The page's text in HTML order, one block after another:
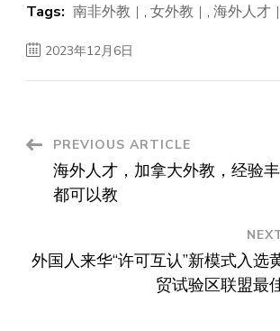
Tags: 南非外教 , 女外教 , 海外人才
2023年12月6日
Post
Navigation
PREVIOUS ARTICLE
海外人才，加拿大外教，经验
都可以教
外国人来华“许可互认”新模式入选
贸试验区联盟最